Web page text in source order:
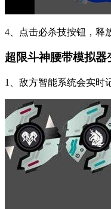
4、点击必杀技按钮，释
超限斗神腰带模拟器
1、敌方智能系统会实时